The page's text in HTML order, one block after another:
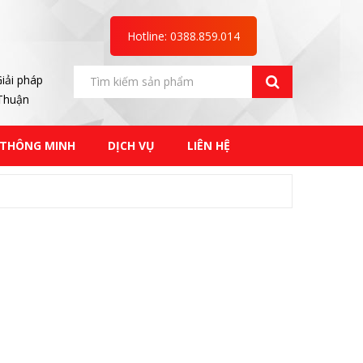
pháp
Hotline: 0388.859.014
MINH DỊCH VỤ LIÊN HỆ